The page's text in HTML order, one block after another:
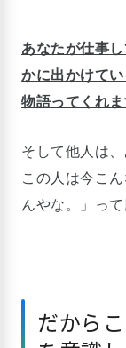
あなたが仕事
かに出かけて
物語ってくれま
そして他人は
この人は今こ
んやな。」っ
だから